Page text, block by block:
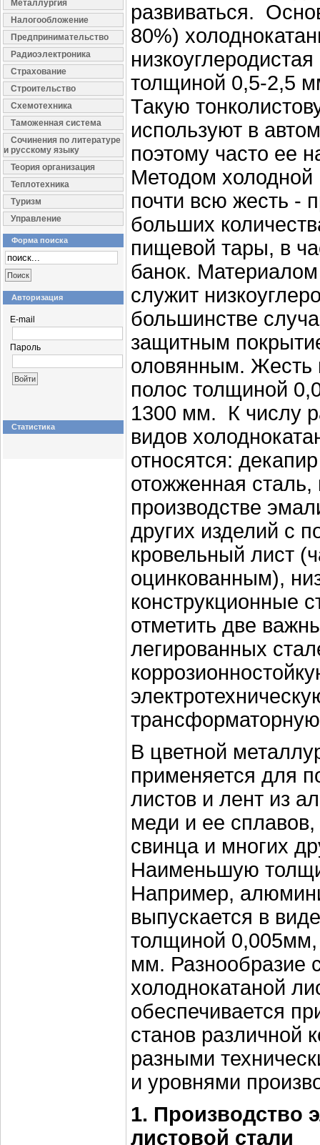
Металлургия
Налогообложение
Предпринимательство
Радиоэлектроника
Страхование
Строительство
Схемотехника
Таможенная система
Сочинения по литературе
и русскому языку
Теория организация
Теплотехника
Туризм
Управление
Форма поиска
Авторизация
E-mail
Пароль
Статистика
развиваться.
80%)
толщиной 0,5-2,5
Такую
используют в
поэтому часто ее
Методом холодной
почти всю жесть -
больших
пищевой тары, в
банок.
служит
большинстве
защитным
оловянным. Жесть
полос толщиной
1300 мм. К числу
видов
относятся:
отожженная
производстве
других изделий с
кровельный лист
оцинкованным),
конструкционные
отметить две
легированных
В цветной
применяется для
листов и лент из
меди и ее
свинца и многих
Наименьшую
Например,
выпускается в
толщиной
мм. Разнообразие
холоднокатаной
обеспечивается
станов различной
разными
и уровнями
1. Производство
листовой стали